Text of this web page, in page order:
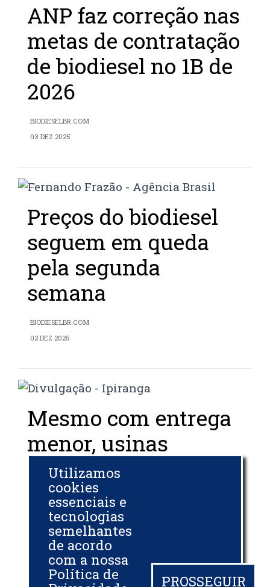
ANP faz correção nas
metas de contratação
de biodiesel no 1B de
2026
BIODIESELBR.COM
03 DEZ 2025
Preços do biodiesel
seguem em queda
pela segunda
semana
BIODIESELBR.COM
02 DEZ 2025
Mesmo com entrega
menor, usinas
tiveram receita
recorde com
biodiesel no 5B
BIODIESELBR.COM
27 NOV 2025
Utilizamos
cookies
essenciais e
tecnologias
semelhantes
de acordo
com a nossa
Política de
PROSSEGUIR